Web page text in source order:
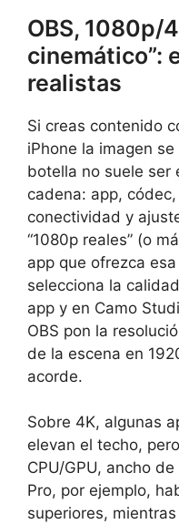
OBS, 1080p/
cinemático”:
realistas
Si creas contenido
iPhone la imagen
botella no suele ser
cadena: app,
conectividad y
“1080p reales” (o
app que ofrezca esa
selecciona la
app y en Camo
OBS pon la
de la escena en
acorde.
Sobre 4K, algunas
elevan el techo,
CPU/GPU, ancho
Pro, por ejemplo,
superiores,